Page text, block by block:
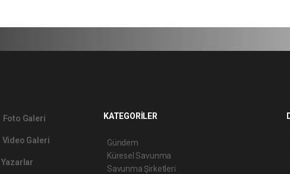
Foto Galeri
Video Galeri
Yazarlar
KATEGORİLER
Gündem
Küresel Savunma
Savunma Şirketleri